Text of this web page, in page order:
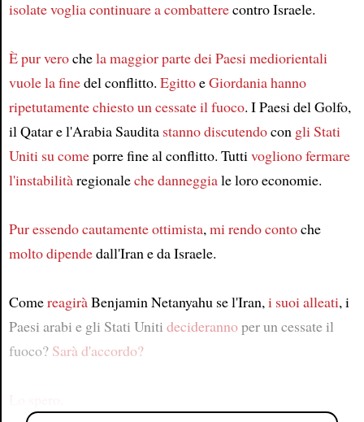
isolatevoglia continuare a combatterecontro Israele.
È pur verochela maggior partedei Paesi mediorientali
vuole la finedel conflitto. EgittoeGiordaniahanno
ripetutamente chiestoun cessate il fuoco. I Paesi del Golfo,
il Qatar e l'Arabia Saudita stanno discutendocon gli Stati
Uniti su comeporre fine al conflitto. Tuttivogliono fermare
l'instabilitàregionaleche danneggiale loro economie.
Pur essendo cautamente ottimista,mi rendo contoche
molto dipendedall'Iran e da Israele.
ComereagiràBenjamin Netanyahu se l'Iran,i suoi alleati, i
Paesi arabi e gli Stati Uniti deciderannoper un cessate il
fuoco? Sarà d'accordo?